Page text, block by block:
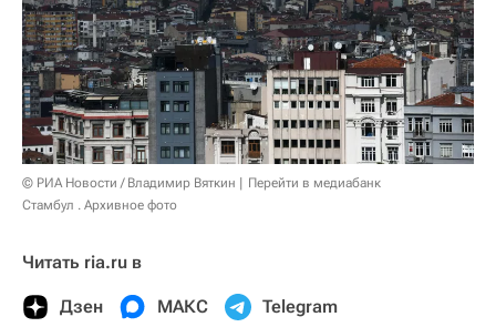
© РИА Новости / Владимир Вяткин
Перейти в медиабанк
Стамбул . Архивное фото
Читать ria.ru в
Дзен МАКС Telegram